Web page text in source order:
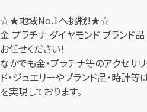
☆★地域No.1へ挑戦!★☆
金 プラチナ ダイヤモンド ブランド
お任せください!
なかでも金・プラチナ等のアクセサ
ド・ジュエリーやブランド品・時計
を実現しております。